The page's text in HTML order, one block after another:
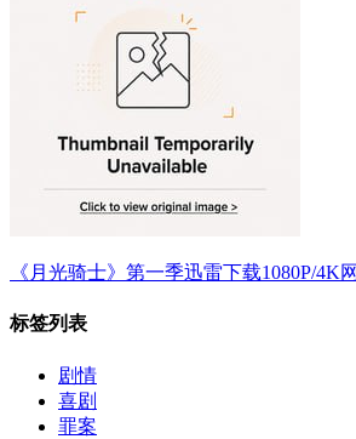
《月光骑士》第一季迅雷下载1080P/4K
标签列表
剧情
喜剧
罪案